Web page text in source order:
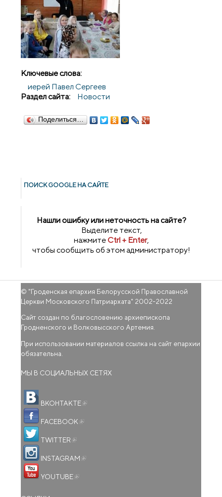
Ключевые слова:
иерей Павел Сергеев
Раздел сайта:
Новости
Поделиться…
ПОИСК GOОGLE НА САЙТЕ
Нашли ошибку или неточность на сайте?
Выделите текст,
нажмитеCtrl + Enter,
чтобы сообщить об этом администратору!
© "Гроденская епархия Белорусской Православной
Церкви Московского Патриархата" 2002-2022
Сайт создан по благословению архиепископа
Гродненского и Волковысского Артемия.
При использовании материалов ссылка на сайт епархии
обязательна.
МЫ В СОЦИАЛЬНЫХ СЕТЯХ
ВКОНТАКТЕ
FACEBOOK
TWITTER
INSTAGRAM
YOUTUBE